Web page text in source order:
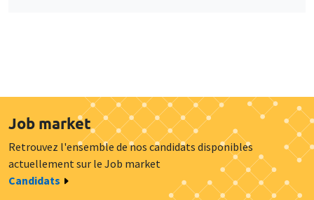
Job market
Retrouvez l'ensemble de nos candidats disponibles
actuellement sur le Job market
Candidats